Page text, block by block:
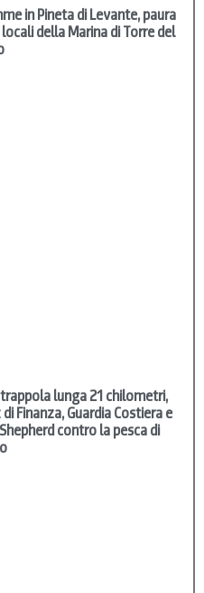
in Pineta di Levante, paura
locali della Marina di Torre del
lunga 21 chilometri,
Finanza, Guardia Costiera e
contro la pesca di